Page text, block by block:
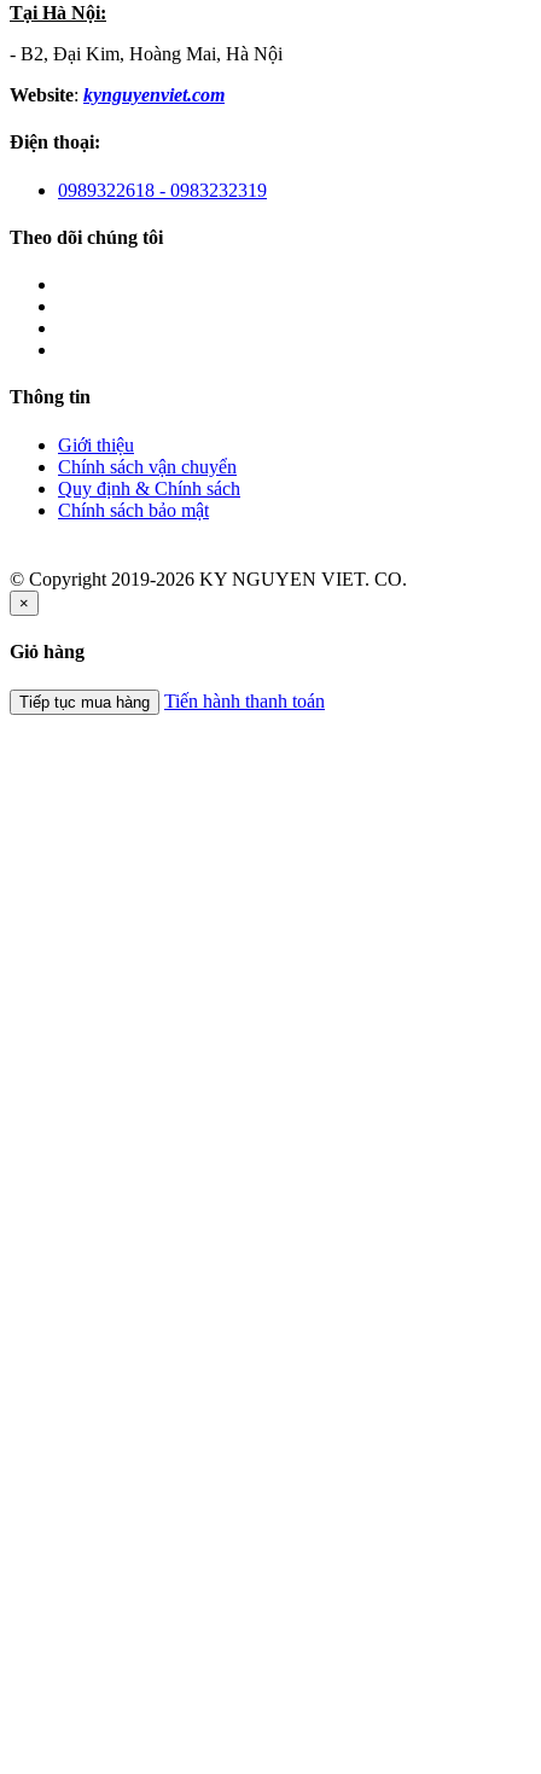
Tại Hà Nội:
- B2, Đại Kim, Hoàng Mai, Hà Nội
Website: kynguyenviet.com
Điện thoại:
0989322618 - 0983232319
Theo dõi chúng tôi
Thông tin
Giới thiệu
Chính sách vận chuyển
Quy định & Chính sách
Chính sách bảo mật
© Copyright 2019-2026 KY NGUYEN VIET. CO.
×
Giỏ hàng
Tiếp tục mua hàng Tiến hành thanh toán